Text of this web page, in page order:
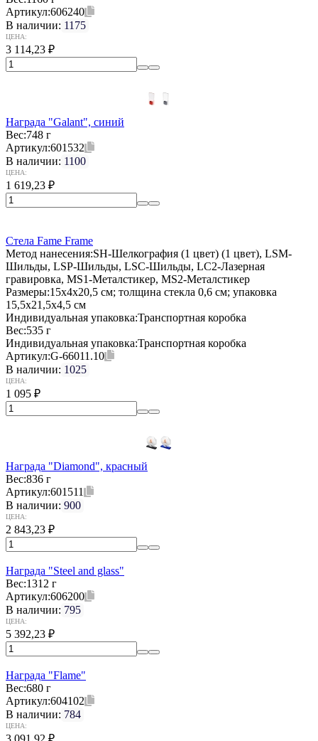
Артикул:606240
В наличии: 1175
ЦЕНА:
3 114,23 ₽
Награда "Galant", синий
Вес:748 г
Артикул:601532
В наличии: 1100
ЦЕНА:
1 619,23 ₽
Стела Fame Frame
Метод нанесения:SH-Шелкография (1 цвет) (1 цвет), LSM-
Шильды, LSP-Шильды, LSC-Шильды, LC2-Лазерная
гравировка, MS1-Металстикер, MS2-Металстикер
Размеры:15x4x20,5 см; толщина стекла 0,6 см; упаковка
15,5х21,5х4,5 см
Индивидуальная упаковка:Транспортная коробка
Вес:535 г
Индивидуальная упаковка:Транспортная коробка
Артикул:G-66011.10
В наличии: 1025
ЦЕНА:
1 095 ₽
Награда "Diamond", красный
Вес:836 г
Артикул:601511
В наличии: 900
ЦЕНА:
2 843,23 ₽
Награда "Steel and glass"
Вес:1312 г
Артикул:606200
В наличии: 795
ЦЕНА:
5 392,23 ₽
Награда "Flame"
Вес:680 г
Артикул:604102
В наличии: 784
ЦЕНА:
3 091,92 ₽